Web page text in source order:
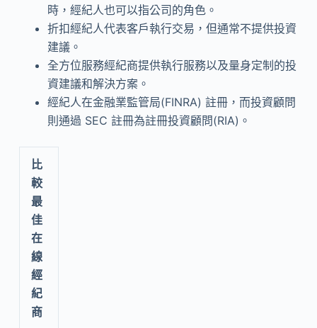
時，經紀人也可以指公司的角色。
折扣經紀人代表客戶執行交易，但通常不提供投資
建議。
全方位服務經紀商提供執行服務以及量身定制的投
資建議和解決方案。
經紀人在金融業監管局(FINRA) 註冊，而投資顧問
則通過 SEC 註冊為註冊投資顧問(RIA)。
比
較
最
佳
在
線
經
紀
商